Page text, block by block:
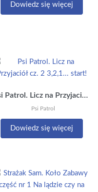
Dowiedz się więcej
Psi Patrol. Licz na Przyjaciół cz. 2 3,2,1… start!
Psi Patrol
Dowiedz się więcej